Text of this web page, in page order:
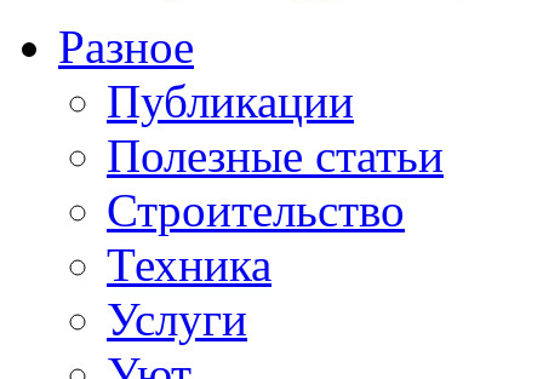
Разное
Публикации
Полезные статьи
Строительство
Техника
Услуги